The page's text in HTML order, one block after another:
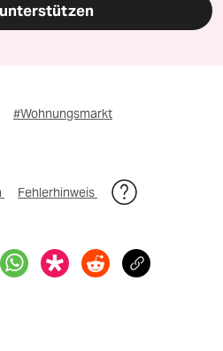
#Wohnungsmarkt
Fehlerhinweis